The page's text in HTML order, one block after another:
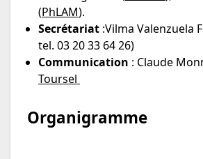
(PhLAM).
Secrétariat :Vilma Valenzuela
tel. 03 20 33 64 26)
Communication : Claude
Toursel
Organigramme